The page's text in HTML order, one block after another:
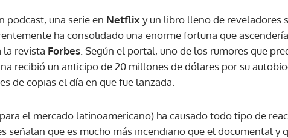
podcast, una serie en Netflix y un libro lleno de reveladores
ha consolidado una enorme fortuna que
la revista Forbes . Según el portal, uno de los rumores que
recibió un anticipo de 20 millones de dólares por su
de copias el día en que fue lanzada.
el mercado latinoamericano) ha causado todo tipo de
señalan que es mucho más incendiario que el documental y